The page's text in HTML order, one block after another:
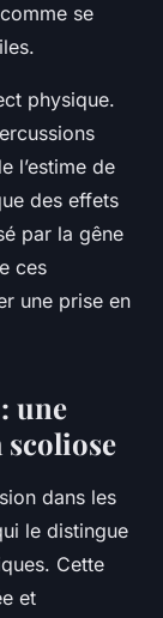
se
physique.
l’estime de
des effets
par la gêne
ces
une prise en
une
scoliose
dans les
le distingue
Cette
et